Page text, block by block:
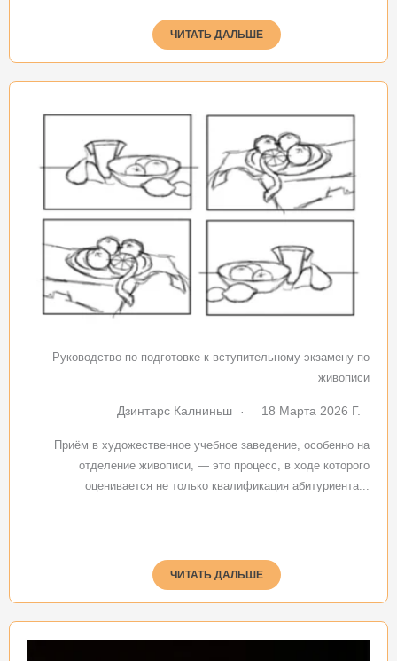
ЧИТАТЬ ДАЛЬШЕ
Руководство по подготовке к вступительному экзамену по
живописи
Дзинтарс Калниньш 18 Марта 2026 Г.
Приём в художественное учебное заведение, особенно на
отделение живописи, — это процесс, в ходе которого
оценивается не только квалификация абитуриента...
ЧИТАТЬ ДАЛЬШЕ